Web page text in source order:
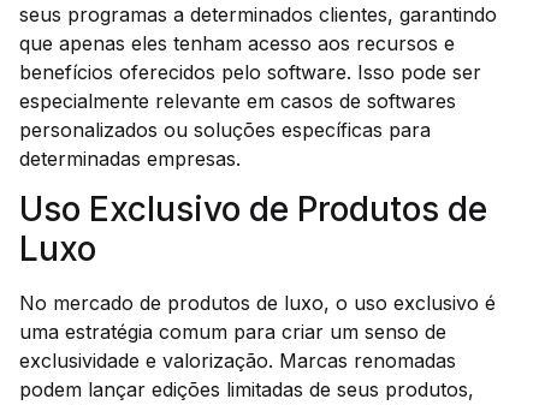
seus programas a determinados clientes, garantindo
que apenas eles tenham acesso aos recursos e
benefícios oferecidos pelo software. Isso pode ser
especialmente relevante em casos de softwares
personalizados ou soluções específicas para
determinadas empresas.
Uso Exclusivo de Produtos de
Luxo
No mercado de produtos de luxo, o uso exclusivo é
uma estratégia comum para criar um senso de
exclusividade e valorização. Marcas renomadas
podem lançar edições limitadas de seus produtos,